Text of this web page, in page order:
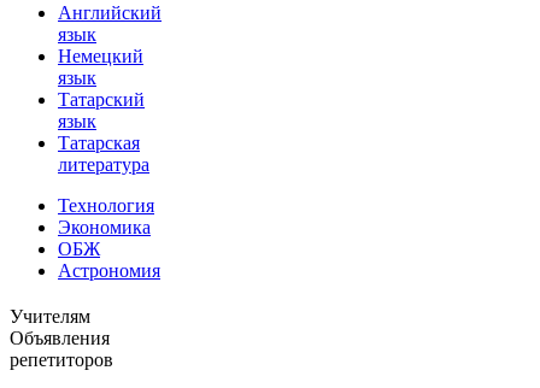
Английский
язык
Немецкий
язык
Татарский
язык
Татарская
литература
Технология
Экономика
ОБЖ
Астрономия
Учителям
Объявления
репетиторов